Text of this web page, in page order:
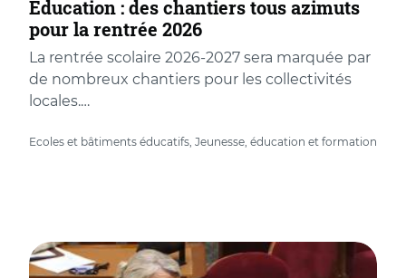
Éducation : des chantiers tous azimuts
pour la rentrée 2026
La rentrée scolaire 2026-2027 sera marquée par
de nombreux chantiers pour les collectivités
locales.…
Ecoles et bâtiments éducatifs, Jeunesse, éducation et formation